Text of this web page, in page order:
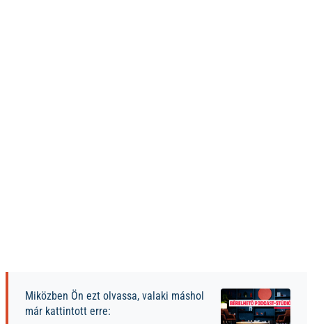
Miközben Ön ezt olvassa, valaki máshol
már kattintott erre: